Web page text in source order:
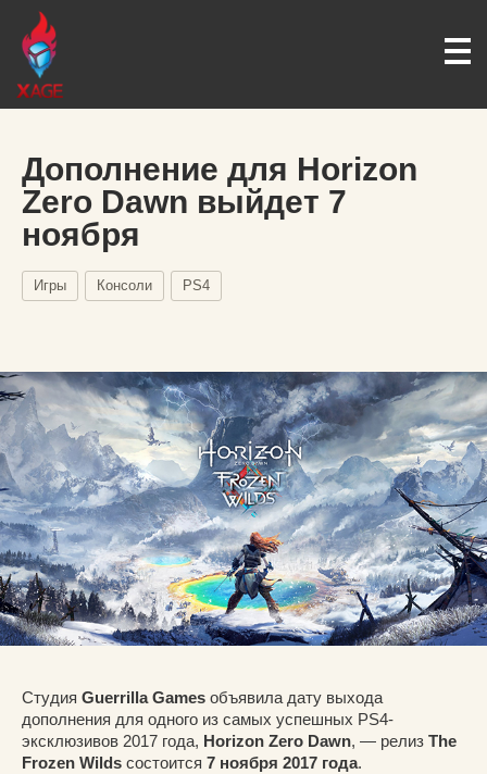
Дополнение для Horizon
Zero Dawn выйдет 7
ноября
Игры Консоли PS4
Студия Guerrilla Games объявила дату выхода
дополнения для одного из самых успешных PS4-
эксклюзивов 2017 года, Horizon Zero Dawn, — релиз The
Frozen Wilds состоится 7 ноября 2017 года.